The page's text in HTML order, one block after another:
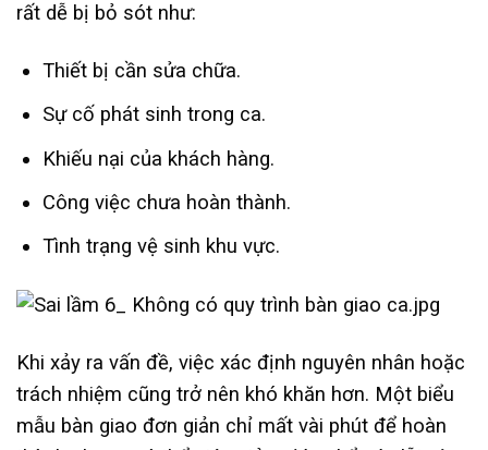
rất dễ bị bỏ sót như:
Thiết bị cần sửa chữa.
Sự cố phát sinh trong ca.
Khiếu nại của khách hàng.
Công việc chưa hoàn thành.
Tình trạng vệ sinh khu vực.
Khi xảy ra vấn đề, việc xác định nguyên nhân hoặc
trách nhiệm cũng trở nên khó khăn hơn. Một biểu
mẫu bàn giao đơn giản chỉ mất vài phút để hoàn